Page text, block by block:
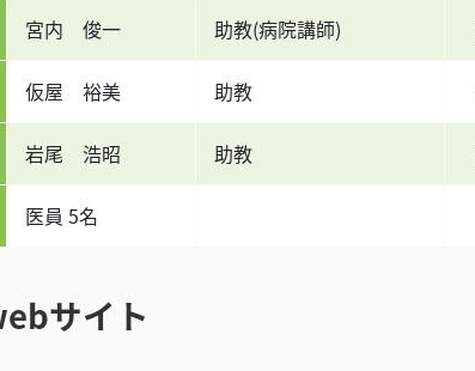
宮内 俊一 助教(病院講師)
仮屋 裕美 助教
岩尾 浩昭 助教
医員 5名
サイト